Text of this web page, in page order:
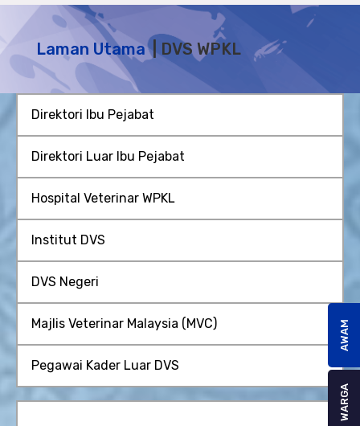
Laman Utama DVS WPKL
Direktori Ibu Pejabat
Direktori Luar Ibu Pejabat
Hospital Veterinar WPKL
Institut DVS
DVS Negeri
Majlis Veterinar Malaysia (MVC)
Pegawai Kader Luar DVS
AWAM
WARGA